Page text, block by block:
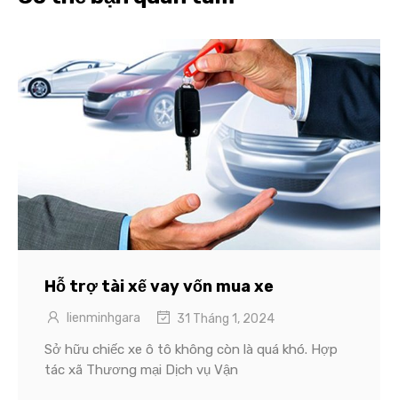
Hỗ trợ tài xế vay vốn mua xe
lienminhgara 31 Tháng 1, 2024
Sở hữu chiếc xe ô tô không còn là quá khó. Hợp
tác xã Thương mại Dịch vụ Vận